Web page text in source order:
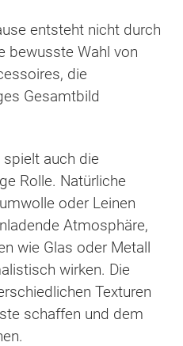
entsteht nicht durch
bewusste Wahl von
die
Gesamtbild
auch die
Rolle. Natürliche
oder Leinen
Atmosphäre,
wie Glas oder Metall
wirken. Die
Texturen
schaffen und dem